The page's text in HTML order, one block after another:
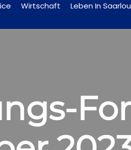
Wirtschaft Leben In